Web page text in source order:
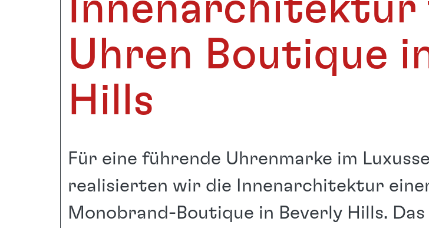
Innenarchitektur
Uhren Boutique
Hills
Für eine führende Uhrenmarke im
realisierten wir die Innenarchitektur
Monobrand-Boutique in Beverly Hills.